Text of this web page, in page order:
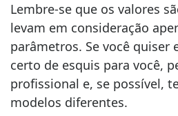
Lembre-se que os valores
levam em consideração
parâmetros. Se você quiser
certo de esquis para você,
profissional e, se possível,
modelos diferentes.